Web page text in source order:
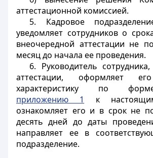
аттестационной комиссией.
5. Кадровое
уведомляет сотрудников о
внеочередной аттестации не
месяц до начала ее проведения.
6. Руководитель
аттестации, оформляет
характеристику по
приложению 1
к
ознакомляет его и в срок не
десять дней до даты
направляет ее в
подразделение.